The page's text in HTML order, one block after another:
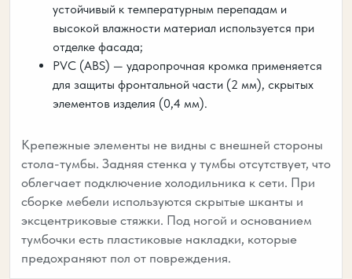
устойчивый к температурным перепадам и
высокой влажности материал используется при
отделке фасада;
PVC (ABS) — ударопрочная кромка применяется
для защиты фронтальной части (2 мм), скрытых
элементов изделия (0,4 мм).
Крепежные элементы не видны с внешней стороны
стола-тумбы. Задняя стенка у тумбы отсутствует, что
облегчает подключение холодильника к сети. При
сборке мебели используются скрытые шканты и
эксцентриковые стяжки. Под ногой и основанием
тумбочки есть пластиковые накладки, которые
предохраняют пол от повреждения.